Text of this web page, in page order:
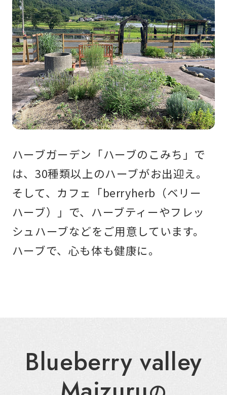
ハーブガーデン「ハーブのこみち」で
は、30種類以上のハーブがお出迎え。
そして、カフェ「berryherb（ベリー
ハーブ）」で、 ハーブティーやフレッ
シュハーブなどをご用意しています。
ハーブで、心も体も健康に。
Blueberry valley